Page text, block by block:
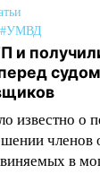
авария в
#УМВД
и
известно о
членов
в